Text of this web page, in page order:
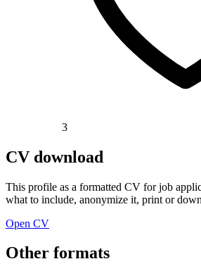
3
CV download
This profile as a formatted CV for job
what to include, anonymize it, print or
Open CV
Other formats